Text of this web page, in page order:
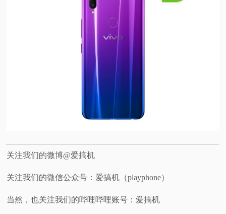
关注我们的微博@爱搞机
关注我们的微信公众号：爱搞机（playphone）
当然，也关注我们的哔哩哔哩账号：爱搞机